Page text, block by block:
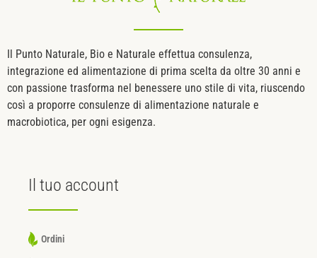
Il Punto Naturale, Bio e Naturale effettua consulenza,
integrazione ed alimentazione di prima scelta da oltre 30 anni e
con passione trasforma nel benessere uno stile di vita, riuscendo
così a proporre consulenze di alimentazione naturale e
macrobiotica, per ogni esigenza.
Il tuo account
Ordini